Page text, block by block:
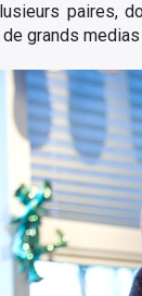
paires,
grands